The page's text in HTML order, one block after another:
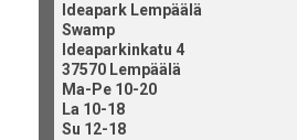
Ideapark Lempäälä
Swamp
Ideaparkinkatu 4
37570 Lempäälä
Ma-Pe 10-20
La 10-18
Su 12-18